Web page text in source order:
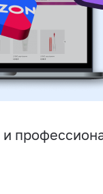
и